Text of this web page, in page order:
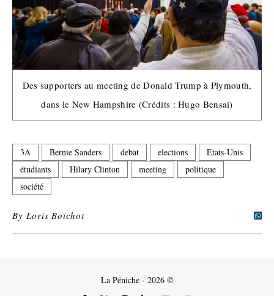
Des supporters au meeting de Donald Trump à Plymouth,
dans le New Hampshire (Crédits : Hugo Bensai)
3A Bernie Sanders debat elections
Etats-Unis
étudiants
Hilary Clinton meeting
politique
société
ByLoris Boichot
La Péniche - 2026 ©